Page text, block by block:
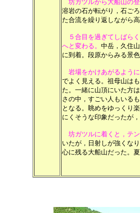
坊ガツルから大船山の
溶岩の石が転がり，石ご
た合流を繰り返しながら
５合目を過ぎてしばら
へと変わる。 中岳，久住
に到着。段原からみる景
岩場をかけあがるよう
でよく見える。祖母山は
た。一緒に山頂にいた方
さの中，すごい人もいる
となる。眺めをゆっくり
にくそうな印象だったが
坊ガツルに着くと，テ
いたが，日射しが強くな
心に残る大船山だった。